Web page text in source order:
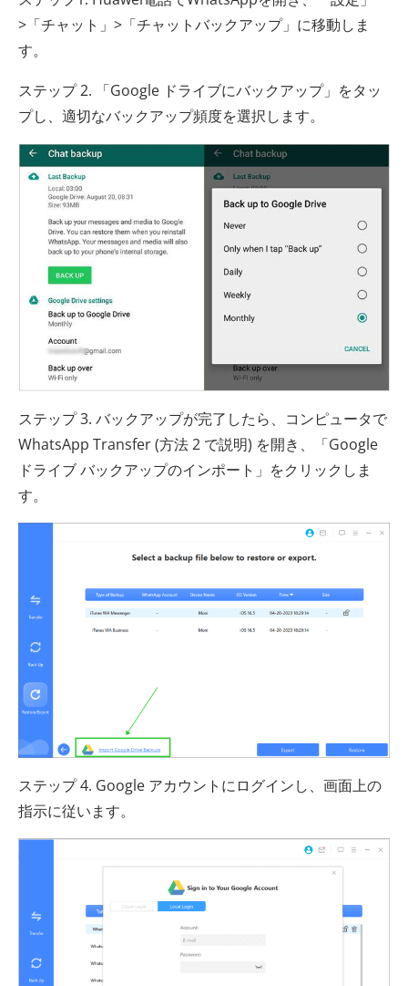
>「チャット」>「チャットバックアップ」に移動しま
す。
ステップ 2. 「Google ドライブにバックアップ」をタッ
プし、適切なバックアップ頻度を選択します。
ステップ 3. バックアップが完了したら、コンピュータで
WhatsApp Transfer (方法 2 で説明) を開き、「Google
ドライブ バックアップのインポート」をクリックしま
す。
ステップ 4. Google アカウントにログインし、画面上の
指示に従います。